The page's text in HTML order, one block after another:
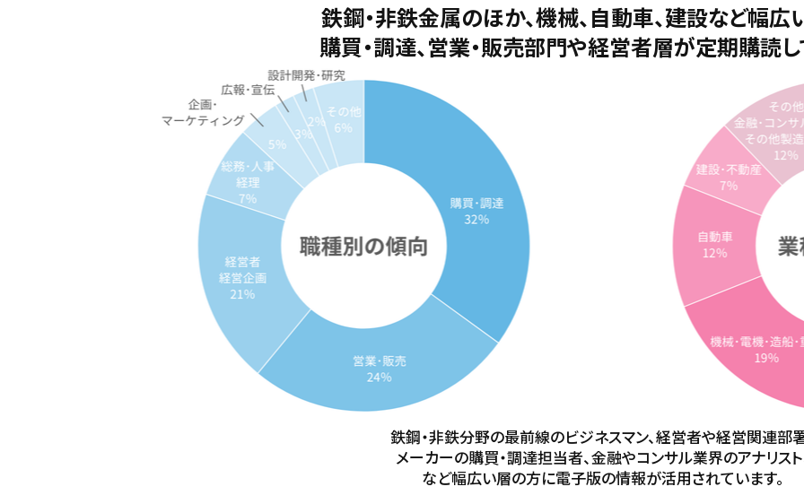
鉄鋼・非鉄金属のほか、機械、自動車、建設など幅広
購買・調達、営業・販売部門や経営者層が定期購読し
鉄鋼・非鉄分野の最前線のビジネスマン、経営者や経営関連部
メーカーの購買・調達担当者、金融やコンサル業界のアナリスト
など幅広い層の方に電子版の情報が活用されています。